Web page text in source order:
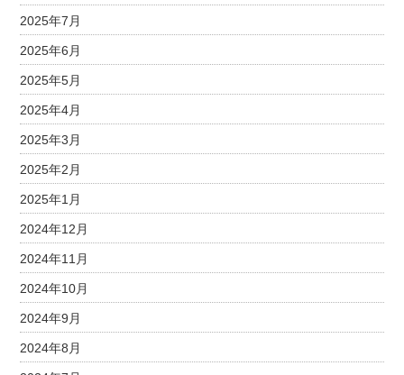
2025年7月
2025年6月
2025年5月
2025年4月
2025年3月
2025年2月
2025年1月
2024年12月
2024年11月
2024年10月
2024年9月
2024年8月